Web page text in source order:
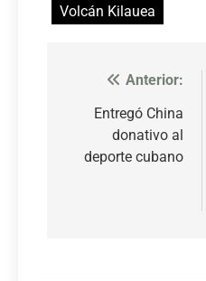
Volcán Kilauea
Navegación
entradas
Anterior:
Entregó China
donativo al
deporte cubano